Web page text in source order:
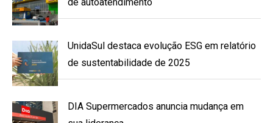
UnidaSul destaca evolução ESG em relatório
de sustentabilidade de 2025
DIA Supermercados anuncia mudança em